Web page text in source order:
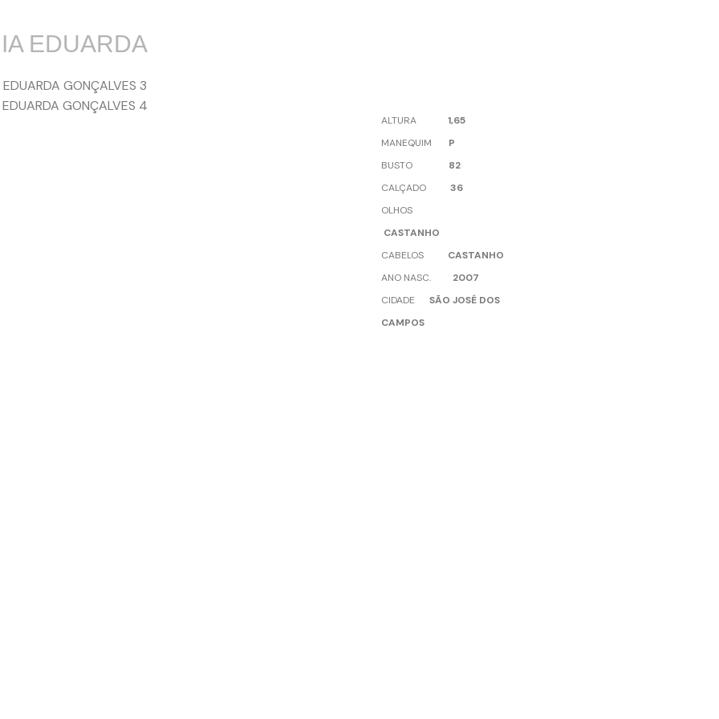
EDUARDA
ALTURA 1,65
MANEQUIM P
BUSTO 82
CALÇADO 36
OLHOS
CASTANHO
CABELOS CASTANHO
ANO NASC. 2007
CIDADE SÃO JOSÉ DOS
CAMPOS